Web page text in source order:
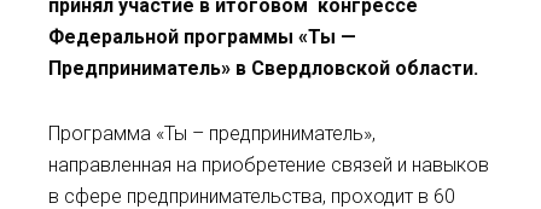
принял участие в итоговом конгрессе
Федеральной программы «Ты —
Предприниматель» в Свердловской области.
Программа «Ты – предприниматель»,
направленная на приобретение связей и навыков
в сфере предпринимательства, проходит в 60